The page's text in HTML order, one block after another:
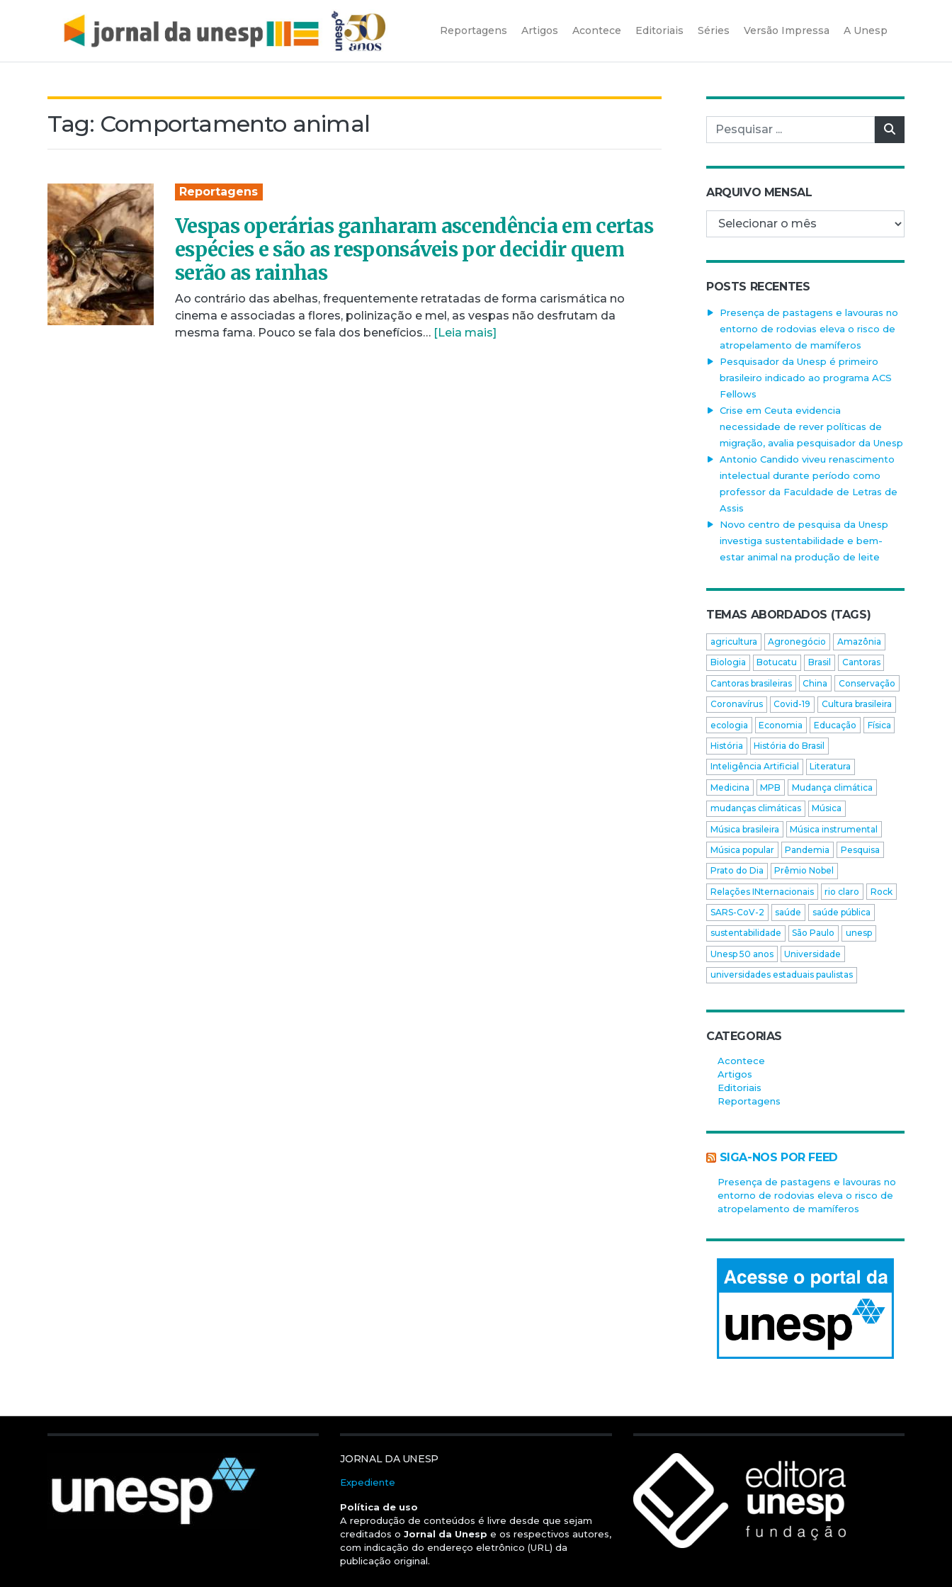
Reportagens Artigos Acontece Editoriais Séries Versão Impressa A Unesp
Tag: Comportamento animal
Reportagens
Vespas operárias ganharam ascendência em certas
espécies e são as responsáveis por decidir quem
serão as rainhas
Ao contrário das abelhas, frequentemente retratadas de forma carismática no
cinema e associadas a flores, polinização e mel, as vespas não desfrutam da
mesma fama. Pouco se fala dos benefícios… [Leia mais]
Pesquisar por:
ARQUIVO MENSAL
Arquivo mensal
POSTS RECENTES
Presença de pastagens e lavouras no
entorno de rodovias eleva o risco de
atropelamento de mamíferos
Pesquisador da Unesp é primeiro
brasileiro indicado ao programa ACS
Fellows
Crise em Ceuta evidencia
necessidade de rever políticas de
migração, avalia pesquisador da Unesp
Antonio Candido viveu renascimento
intelectual durante período como
professor da Faculdade de Letras de
Assis
Novo centro de pesquisa da Unesp
investiga sustentabilidade e bem-
estar animal na produção de leite
TEMAS ABORDADOS (TAGS)
agricultura Agronegócio
Amazônia
Biologia
Botucatu Brasil
Cantoras
Cantoras brasileiras
China
Conservação
Coronavírus
Covid-19
Cultura brasileira
ecologia
Economia Educação
Física
História
História do Brasil
Inteligência Artificial
Literatura
Medicina
MPB
Mudança climática
mudanças climáticas
Música
Música brasileira
Música instrumental
Música popular
Pandemia
Pesquisa
Prato do Dia
Prêmio Nobel
Relações INternacionais
rio claro
Rock
SARS-CoV-2
saúde
saúde pública
sustentabilidade
São Paulo
unesp
Unesp 50 anos
Universidade
universidades estaduais paulistas
CATEGORIAS
Acontece
Artigos
Editoriais
Reportagens
SIGA-NOS POR FEED
Presença de pastagens e lavouras no
entorno de rodovias eleva o risco de
atropelamento de mamíferos
JORNAL DA UNESP
Expediente
Política de uso
A reprodução de conteúdos é livre desde que sejam
creditados oJornal da Unesp e os respectivos autores,
com indicação do endereço eletrônico (URL) da
publicação original.